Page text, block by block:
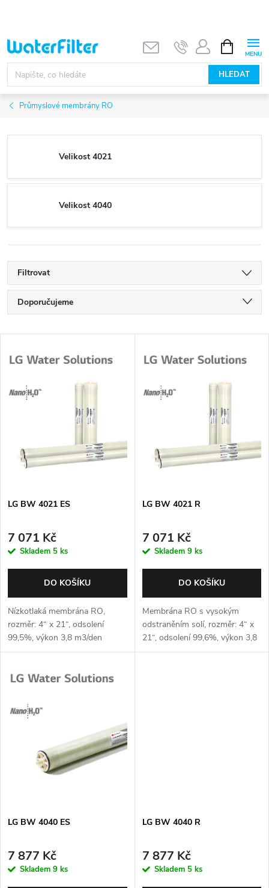
obsah
HLEDAT
NÁKUPNÍ
KOŠÍK
Průmyslové membrány RO
Velikost 4021
Velikost 4040
Filtrovat
Ř
a
z
e
r
o
d
u
k
Doporučujeme
Abecedně
V
p
r
o
u
k
t
ů
LG BW 4021 ES
7 071 Kč
Skladem 5 ks
DO KOŠÍKU
Nízkotlaká membrána RO,
rozměr: 4“ x 21“, odsolení
99,5%, výkon 3,8 m3/den
LG BW 4021 R
7 071 Kč
Skladem 9 ks
DO KOŠÍKU
Membrána RO s vysokým
odstraněním solí, rozměr: 4“ x
21“, odsolení 99,6%, výkon 3,8
m3/den
LG BW 4040 ES
7 877 Kč
Skladem 9 ks
LG BW 4040 R
7 877 Kč
Skladem 5 ks